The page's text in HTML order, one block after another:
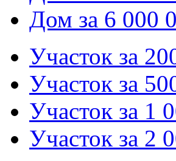
Дом за 6 000
Участок за
Участок за
Участок за 1
Участок за 2